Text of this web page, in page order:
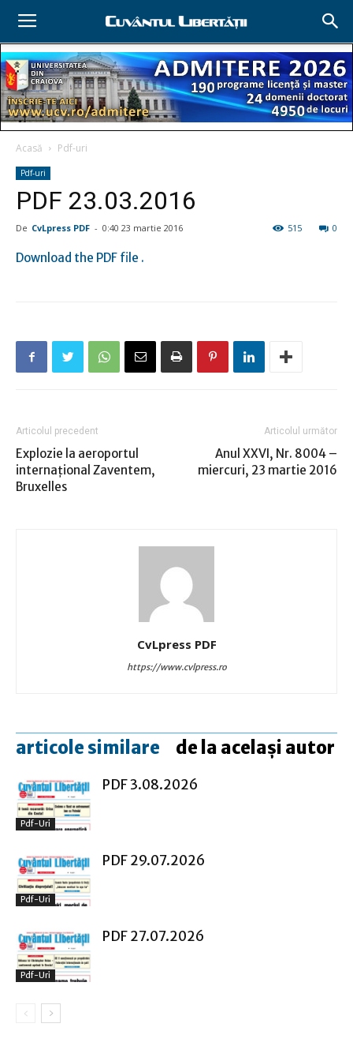
Acasă Pdf-uri
Pdf-uri
PDF 23.03.2016
De CvLpress PDF - 0:40 23 martie 2016 0
515
Download the PDF file .
Articolul precedent
Explozie la aeroportul
internaţional Zaventem,
Bruxelles
Articolul următor
Anul XXVI, Nr. 8004 –
miercuri, 23 martie 2016
CvLpress PDF
https://www.cvlpress.ro
articole similare de la același autor
Pdf-Uri
PDF 3.08.2026
Pdf-Uri
PDF 29.07.2026
Pdf-Uri
PDF 27.07.2026